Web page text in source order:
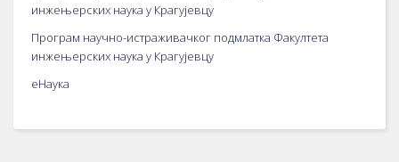
инжењерских наука у Крагујевцу
Програм научно-истраживачког подмлатка Факултета
инжењерских наука у Крагујевцу
еНаука